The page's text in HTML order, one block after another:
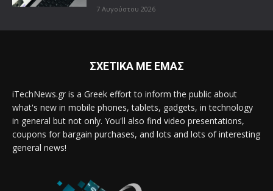
7 Αυγούστου 2026
ΣΧΕΤΙΚΑ ΜΕ ΕΜΑΣ
iTechNews.gr is a Greek effort to inform the public about
what's new in mobile phones, tablets, gadgets, in technology
in general but not only. You'll also find video presentations,
coupons for bargain purchases, and lots and lots of interesting
general news!